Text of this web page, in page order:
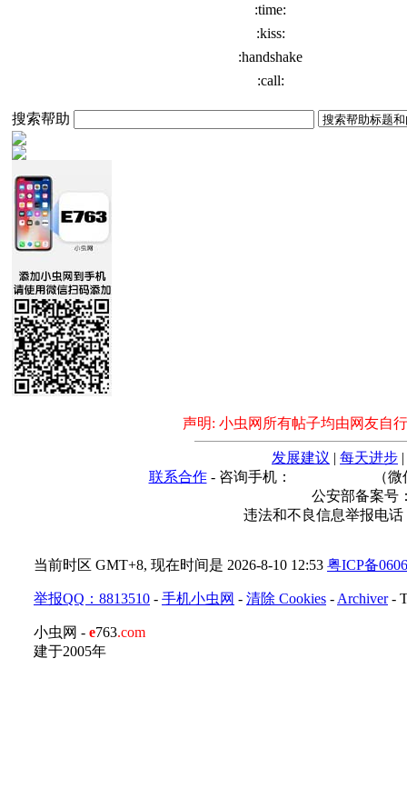
:time:
:kiss:
:handshake
:call:
搜索帮助
声明: 小虫网所有帖子均由网友自
发展建议 | 每天进步 |
联系合作- 咨询手机：
（
公安部备案号
违法和不良信息举报电话
当前时区 GMT+8, 现在时间是 2026-8-10 12:53 粤ICP备
举报QQ：8813510 - 手机小虫网 - 清除 Cookies - Archiver-
小虫网 - e763.com
建于2005年